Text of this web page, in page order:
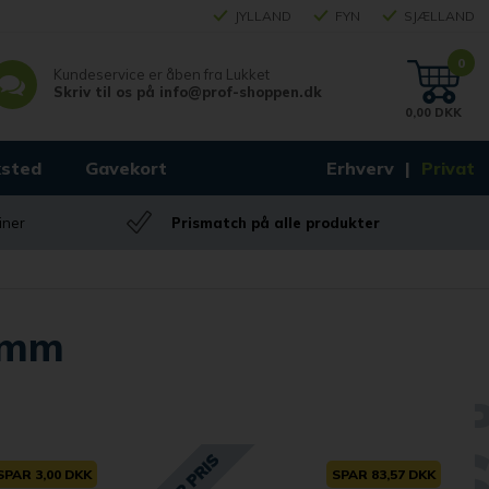
Erhverv Privat
JYLLAND FYN SJÆLLAND
Kundeservice er åben fra Lukket
Skriv til os på info@prof-shoppen.dk
0
0,00 DKK
Gavekort
Prismatch på alle produkter
3,00 DKK SPAR 83,57 DKK